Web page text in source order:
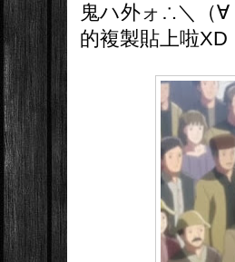
鬼ハ外ォ∴＼（
的複製貼上啦XD